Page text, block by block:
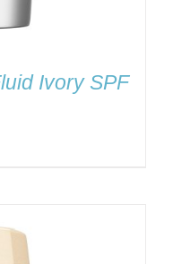
Ivory SPF